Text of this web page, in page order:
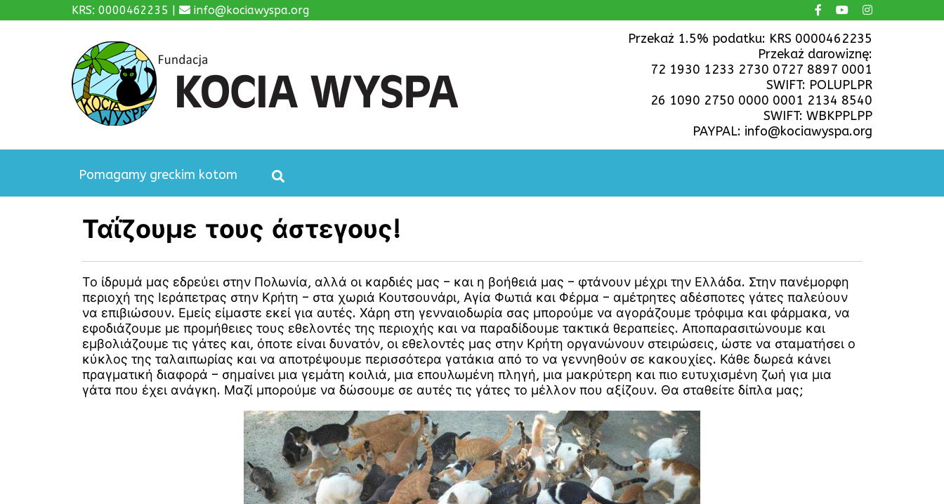
KRS: 0000462235 | info@kociawyspa.org
Przekaż 1.5% podatku: KRS 0000462235
Przekaż darowiznę:
72 1930 1233 2730 0727 8897 0001
SWIFT: POLUPLPR
26 1090 2750 0000 0001 2134 8540
SWIFT: WBKPPLPP
PAYPAL: info@kociawyspa.org
Pomagamy greckim kotom
Ταΐζουμε τους άστεγους!
Το ίδρυμά μας εδρεύει στην Πολωνία, αλλά οι καρδιές μας – και η βοήθειά μας – φτάνουν μέχρι την Ελλάδα. Στην πανέμορφη
περιοχή της Ιεράπετρας στην Κρήτη – στα χωριά Κουτσουνάρι, Αγία Φωτιά και Φέρμα – αμέτρητες αδέσποτες γάτες παλεύουν
να επιβιώσουν. Εμείς είμαστε εκεί για αυτές. Χάρη στη γενναιοδωρία σας μπορούμε να αγοράζουμε τρόφιμα και φάρμακα, να
εφοδιάζουμε με προμήθειες τους εθελοντές της περιοχής και να παραδίδουμε τακτικά θεραπείες. Αποπαρασιτώνουμε και
εμβολιάζουμε τις γάτες και, όποτε είναι δυνατόν, οι εθελοντές μας στην Κρήτη οργανώνουν στειρώσεις, ώστε να σταματήσει ο
κύκλος της ταλαιπωρίας και να αποτρέψουμε περισσότερα γατάκια από το να γεννηθούν σε κακουχίες. Κάθε δωρεά κάνει
πραγματική διαφορά – σημαίνει μια γεμάτη κοιλιά, μια επουλωμένη πληγή, μια μακρύτερη και πιο ευτυχισμένη ζωή για μια
γάτα που έχει ανάγκη. Μαζί μπορούμε να δώσουμε σε αυτές τις γάτες το μέλλον που αξίζουν. Θα σταθείτε δίπλα μας;